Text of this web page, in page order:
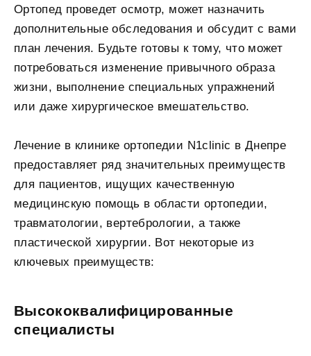
Ортопед проведет осмотр, может назначить
дополнительные обследования и обсудит с вами
план лечения. Будьте готовы к тому, что может
потребоваться изменение привычного образа
жизни, выполнение специальных упражнений
или даже хирургическое вмешательство.
Лечение в клинике ортопедии N1clinic в Днепре
предоставляет ряд значительных преимуществ
для пациентов, ищущих качественную
медицинскую помощь в области ортопедии,
травматологии, вертебрологии, а также
пластической хирургии. Вот некоторые из
ключевых преимуществ:
Высококвалифицированные
специалисты